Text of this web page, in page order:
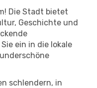
Die Stadt bietet
Geschichte und
ein in die lokale
schlendern, in